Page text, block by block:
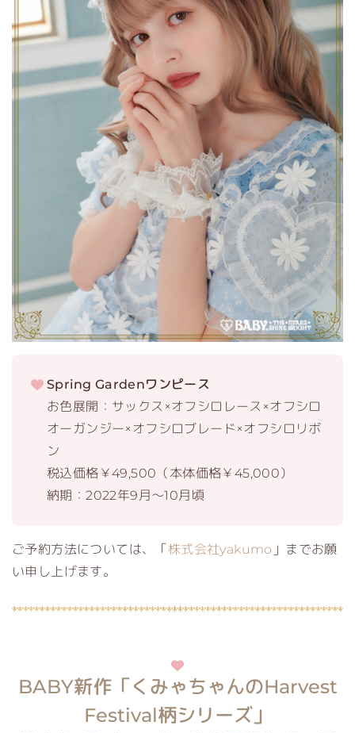
Spring Gardenワンピース
お色展開：サックス×オフシロレース×オフシロ
オーガンジー×オフシロブレード×オフシロリボ
ン
税込価格￥49,500（本体価格￥45,000）
納期：2022年9月～10月頃
ご予約方法については、「株式会社yakumo 」までお願
い申し上げます。
BABY新作「くみゃちゃんのHarvest
Festival柄シリーズ」